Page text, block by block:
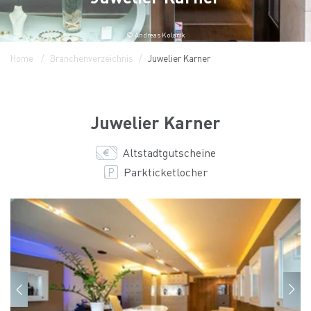
© Andreas Kolarik
Home Branchenverzeichnis Juwelier Karner
Juwelier Karner
Altstadtgutscheine
Parkticketlocher